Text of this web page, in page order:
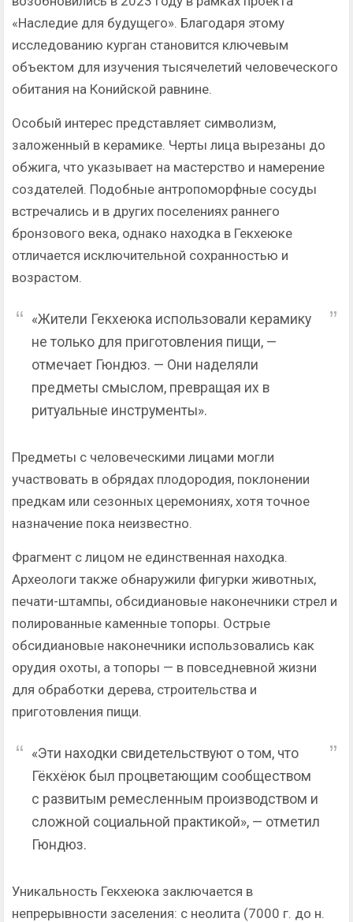
«Наследие для будущего». Благодаря этому
исследованию курган становится ключевым
объектом для изучения тысячелетий человеческого
обитания на Конийской равнине.
Особый интерес представляет символизм,
заложенный в керамике. Черты лица вырезаны до
обжига, что указывает на мастерство и намерение
создателей. Подобные антропоморфные сосуды
встречались и в других поселениях раннего
бронзового века, однако находка в Гекхеюке
отличается исключительной сохранностью и
возрастом.
«Жители Гекхеюка использовали керамику
не только для приготовления пищи, —
отмечает Гюндюз. — Они наделяли
предметы смыслом, превращая их в
ритуальные инструменты».
Предметы с человеческими лицами могли
участвовать в обрядах плодородия, поклонении
предкам или сезонных церемониях, хотя точное
назначение пока неизвестно.
Фрагмент с лицом не единственная находка.
Археологи также обнаружили фигурки животных,
печати-штампы, обсидиановые наконечники стрел и
полированные каменные топоры. Острые
обсидиановые наконечники использовались как
орудия охоты, а топоры — в повседневной жизни
для обработки дерева, строительства и
приготовления пищи.
«Эти находки свидетельствуют о том, что
Гёкхёюк был процветающим сообществом
с развитым ремесленным производством и
сложной социальной практикой», — отметил
Гюндюз.
Уникальность Гекхеюка заключается в
непрерывности заселения: с неолита (7000 г. до н.